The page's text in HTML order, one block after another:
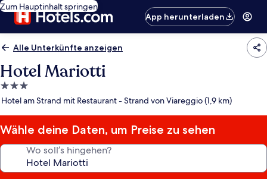
Zum Hauptinhalt springen
App herunterladen
Alle Unterkünfte anzeigen
Hotel Mariotti
3.0-
Sterne-
Hotel am Strand mit Restaurant - Strand von Viareggio (1,9 km)
Wähle deine Daten, um Preise zu sehen
Wo soll’s hingehen?